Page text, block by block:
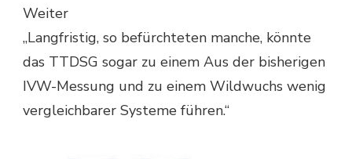
Weiter
„Langfristig, so befürchteten manche, könnte
das TTDSG sogar zu einem Aus der bisherigen
IVW-Messung und zu einem Wildwuchs wenig
vergleichbarer Systeme führen.“